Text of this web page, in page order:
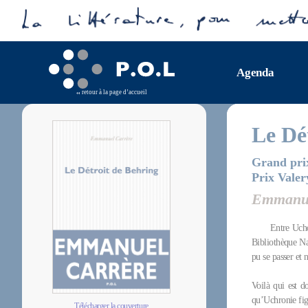
retour à la page d’accueil
Agenda
Télécharger la couverture
Le
Grand
Prix
Entre
Bibliothèque
pu se passer et
Voilà qui est
qu’Uchronie